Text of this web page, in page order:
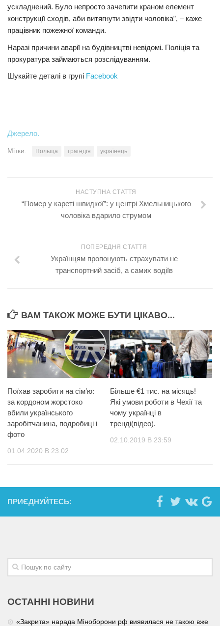
ускладнений. Було непросто зачепити краном елемент
конструкції сходів, аби витягнути звідти чоловіка”, – каже
працівник пожежної команди.
Наразі причини аварії на будівництві невідомі. Поліція та
прокуратура займаються розслідуванням.
Шукайте деталі в групі Facebook
Джерело.
Мітки: Польща трагедія українець
НАСТУПНА СТАТТЯ
“Помер у кареті швидкої”: у центрі Хмельницького
чоловіка вдарило струмом
ПОПЕРЕДНЯ СТАТТЯ
Українцям пропонують страхувати не
транспортний засіб, а самих водіїв
ВАМ ТАКОЖ МОЖЕ БУТИ ЦІКАВО...
Поїхав заробити на сім’ю:
за кордоном жорстоко
вбили українського
заробітчанина, подробиці і
фото
01.04.2020 В 23:02
Більше €1 тис. на місяць!
Які умови роботи в Чехії та
чому українці в
тренді(відео).
02.10.2019 В 23:59
ПРИЄДНУЙТЕСЬ:
ОСТАННІ НОВИНИ
«Закрита» нарада Міноборони рф виявилася не такою вже